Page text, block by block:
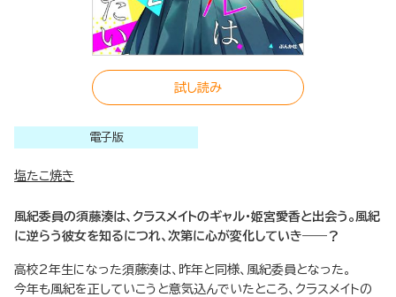
試し読み
電子版
塩たこ焼き
風紀委員の須藤湊は、クラスメイトのギャル・姫宮愛香と出会う。風紀
に逆らう彼女を知るにつれ、次第に心が変化していき――？
高校2年生になった須藤湊は、昨年と同様、風紀委員となった。
今年も風紀を正していこうと意気込んでいたところ、クラスメイトの